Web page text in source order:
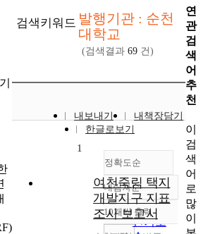
검색키워드 발행기관 : 순천
대학교
(검색결과 69 건)
내보내기
내책장담기
한글로보기
정확도순
정확도
순
인기도
내림차순
내림차순
10개씩 출력
1
여천죽림 택지
개발지구 지표
조사 보고서
연
관
검
색
어
추
천
이
검
색
어
로
많
이